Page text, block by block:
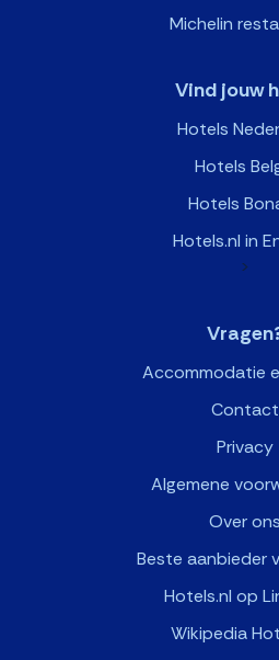
Michelin
Vind jouw
Hotels
Hotels
Hotels
Hotels.nl in
>
Accommodatie
Contact
Privacy
Algemene
Over ons
Beste aanbieder
Hotels.nl op
Wikipedia